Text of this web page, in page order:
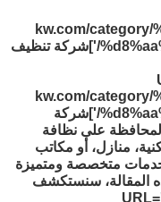
kw.com/category/
/']شركة تنظيف
kw.com/category/
/']شركة
على نظافة
منازل، أو مكاتب
متخصصة ومتميزة
المقالة، سنستكشف